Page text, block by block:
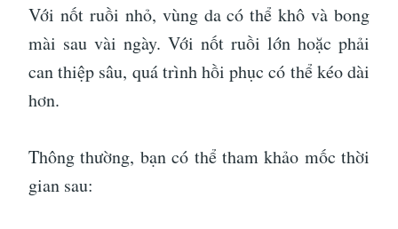
Với nốt ruồi nhỏ, vùng da có thể khô và bong
mài sau vài ngày. Với nốt ruồi lớn hoặc phải
can thiệp sâu, quá trình hồi phục có thể kéo dài
hơn.
Thông thường, bạn có thể tham khảo mốc thời
gian sau: